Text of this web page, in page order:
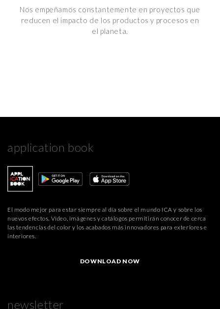
Nos empeñamos constantemente en proyectos que
reducen el impacto de los productos y procesos en
el planeta.
application book
El modo mejor para estar siempre al día sobre el mundo ICA y sobre los
nuevos efectos. Vídeo, imágenes y catálogos permitirán conocer de cerca
las tendencias del color y los acabados más innovadores para exteriores e
interiores.
DOWNLOAD NOW
newsletter